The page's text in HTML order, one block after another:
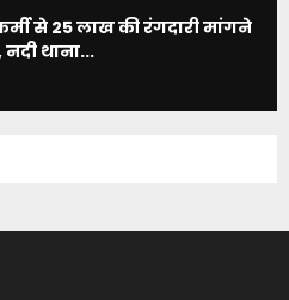
से 25 लाख की रंगदारी मांगने
नदी थाना...